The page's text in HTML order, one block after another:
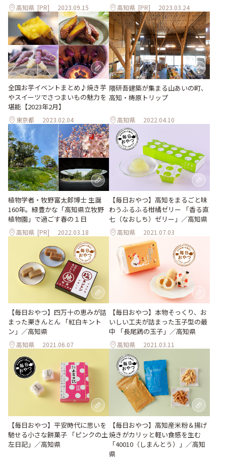
高知県 [PR] 2023.09.15 高知県 [PR] 2023.03.24
全国お芋イベントまとめ♪焼き芋
やスイーツでさつまいもの魅力を
堪能【2023年2月】
東京都 2023.02.04
隈研吾建築が集まる山あいの町、
高知・梼原トリップ
高知県 2022.04.10
植物学者・牧野富太郎博士 生誕
160年。緑豊かな「高知県立牧野
植物園」で過ごす春の１日
高知県 [PR] 2022.03.18
【毎日おやつ】高知をまるごと味
わうふるふる柑橘ゼリー 「香る直
七（なおしち）ゼリー」／高知県
高知県 2021.07.03
【毎日おやつ】四万十の恵みが詰
まった栗きんとん 「紅白キント
ン」／高知県
高知県 2021.06.07
【毎日おやつ】本物そっくり、お
いしい工夫が詰まった玉子型の最
中 「長尾鶏の玉子」／高知県
高知県 2021.03.11
【毎日おやつ】平安時代に思いを
馳せる小さな餅菓子 「ピンクの土
左日記」／高知県
【毎日おやつ】高知産米粉＆揚げ
焼きがカリッと軽い食感を生む
「40010（しまんとう）」／高知
県